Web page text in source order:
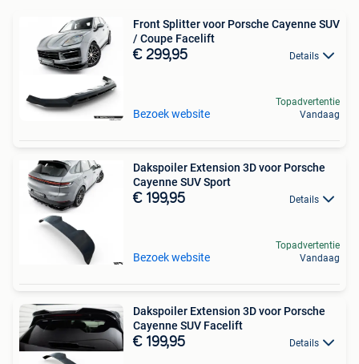
Front Splitter voor Porsche Cayenne SUV
/ Coupe Facelift
€ 299,95 Details
Bezoek website
Topadvertentie
Vandaag
Dakspoiler Extension 3D voor Porsche
Cayenne SUV Sport
€ 199,95 Details
Bezoek website
Topadvertentie
Vandaag
Dakspoiler Extension 3D voor Porsche
Cayenne SUV Facelift
€ 199,95 Details